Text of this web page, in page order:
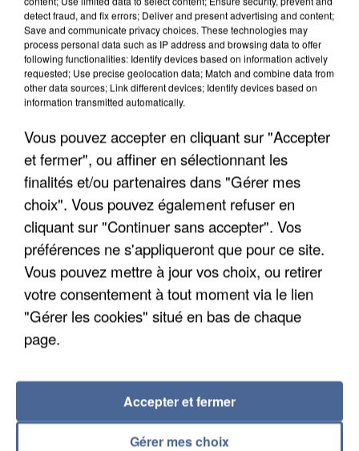
IL TUE SON FILS ET ENVOIE DES PHOTOS À SON
EX-COMPAGNE À NICE
DE SOLIDARITÉ AVEC LES...
detect fraud, and fix errors; Deliver and present advertising and content;
Save and communicate privacy choices. These technologies may
process personal data such as IP address and browsing data to offer
following functionalities: Identify devices based on information actively
requested; Use precise geolocation data; Match and combine data from
other data sources; Link different devices; Identify devices based on
information transmitted automatically.
Vous pouvez accepter en cliquant sur "Accepter
et fermer", ou affiner en sélectionnant les
finalités et/ou partenaires dans "Gérer mes
choix". Vous pouvez également refuser en
cliquant sur "Continuer sans accepter". Vos
préférences ne s'appliqueront que pour ce site.
Vous pouvez mettre à jour vos choix, ou retirer
votre consentement à tout moment via le lien
"Gérer les cookies" situé en bas de chaque
page.
Gérer mes choix
Accepter et fermer